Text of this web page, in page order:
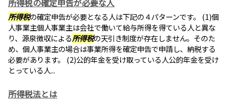
所得税の確定申告が必要な人
所得税の確定申告が必要となる人は下記の４パターンです。 (1)個
人事業主個人事業主は会社で働いて給与所得を得ている人と異な
り、源泉徴収による所得税の天引き制度が存在しません。そのた
め、個人事業主の場合は事業所得を確定申告で申請し、納税する
必要があります。 (2)公的年金を受け取っている人公的年金を受け
とっている人...
所得税法とは